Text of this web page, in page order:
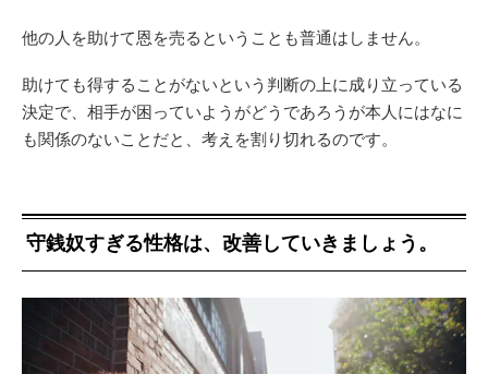
他の人を助けて恩を売るということも普通はしません。
助けても得することがないという判断の上に成り立っている
決定で、相手が困っていようがどうであろうが本人にはなに
も関係のないことだと、考えを割り切れるのです。
守銭奴すぎる性格は、改善していきましょう。